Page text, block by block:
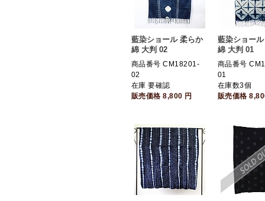
藍染ショール 柔らか
綿 大判 02
商品番号 CM18201-
02
在庫 要確認
販売価格8,800 円
藍染ショー
綿 大判 01
商品番号
01
在庫数3個
販売価格